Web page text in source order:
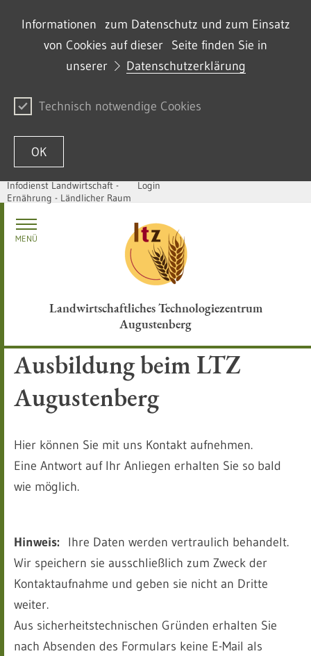
Informationen zum Datenschutz und zum Einsatz
von Cookies auf dieser Seite finden Sie in
unserer
Datenschutzerklärung
Technisch notwendige Cookies
OK
Zum Inhalt springen
Infodienst Landwirtschaft -
Ernährung - Ländlicher Raum
Login
Landwirtschaftliches Technologiezentrum
Augustenberg
MENÜ
Ausbildung beim LTZ
Augustenberg
Hier können Sie mit uns Kontakt aufnehmen.
Eine Antwort auf Ihr Anliegen erhalten Sie so bald
wie möglich.
Hinweis: Ihre Daten werden vertraulich behandelt.
Wir speichern sie ausschließlich zum Zweck der
Kontaktaufnahme und geben sie nicht an Dritte
weiter.
Aus sicherheitstechnischen Gründen erhalten Sie
nach Absenden des Formulars keine E-Mail als